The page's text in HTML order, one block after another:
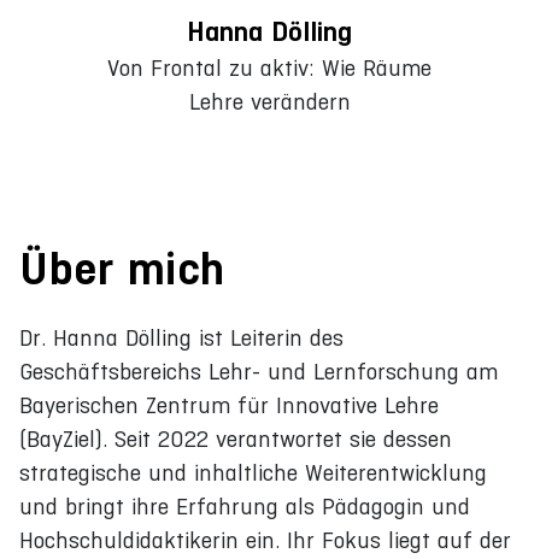
Hanna Dölling
Von Frontal zu aktiv: Wie Räume
Lehre verändern
Über mich
Dr. Hanna Dölling ist Leiterin des
Geschäftsbereichs Lehr- und Lernforschung am
Bayerischen Zentrum für Innovative Lehre
(BayZiel). Seit 2022 verantwortet sie dessen
strategische und inhaltliche Weiterentwicklung
und bringt ihre Erfahrung als Pädagogin und
Hochschuldidaktikerin ein. Ihr Fokus liegt auf der